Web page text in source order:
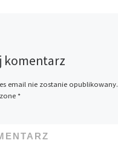
komentarz
email nie zostanie opublikowany.
*